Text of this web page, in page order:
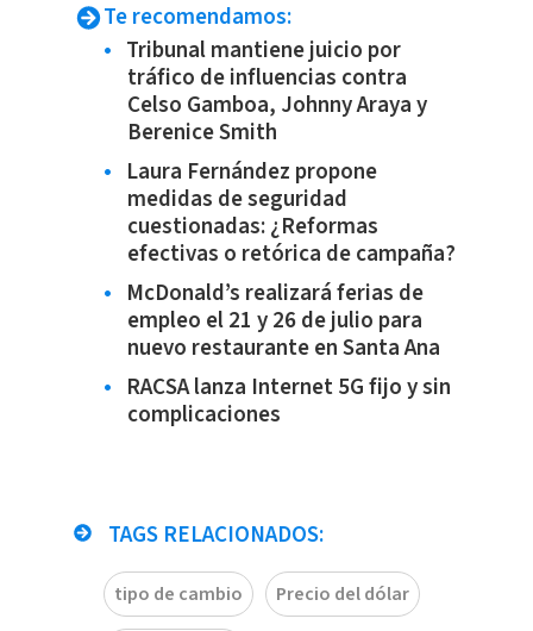
Te recomendamos:
Tribunal mantiene juicio por
tráfico de influencias contra
Celso Gamboa, Johnny Araya y
Berenice Smith
Laura Fernández propone
medidas de seguridad
cuestionadas: ¿Reformas
efectivas o retórica de campaña?
McDonald’s realizará ferias de
empleo el 21 y 26 de julio para
nuevo restaurante en Santa Ana
RACSA lanza Internet 5G fijo y sin
complicaciones
TAGS RELACIONADOS:
tipo de cambio Precio del dólar